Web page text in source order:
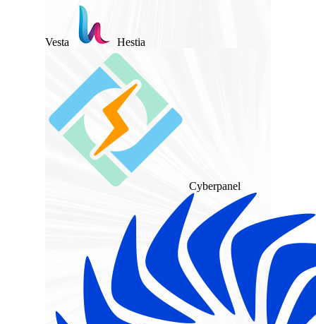
Vesta Hestia
Cyberpanel